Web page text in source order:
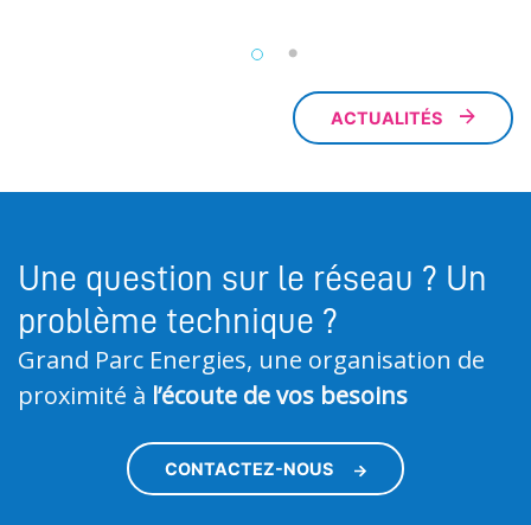
ACTUALITÉS
Une question sur le réseau ? Un
problème technique ?
Grand Parc Energies, une organisation de
proximité à l’écoute de vos besoins
CONTACTEZ-NOUS